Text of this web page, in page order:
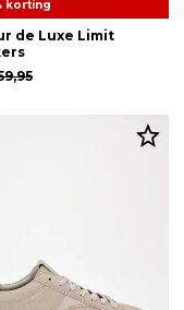
korting
de Luxe Limit